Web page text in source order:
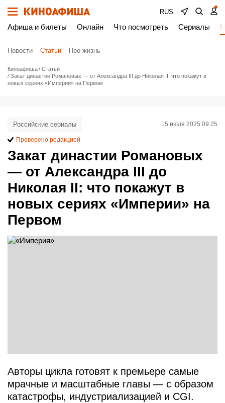
RUS
Афиша и билеты Онлайн Что посмотреть Сериалы
Новости Статьи Про жизнь
Киноафиша
Статьи
Закат династии Романовых — от Александрa III до Николая II: что покажут в
новых сериях «Империи» на Первом
Закат династии Романовых
— от Александрa III до
Николая II: что покажут в
новых сериях «Империи» на
Первом
Российские сериалы 15 июля 2025 09:25
Проверено редакцией
Авторы цикла готовят к премьере самые
мрачные и масштабные главы — с образом
катастрофы, индустриализацией и CGI.